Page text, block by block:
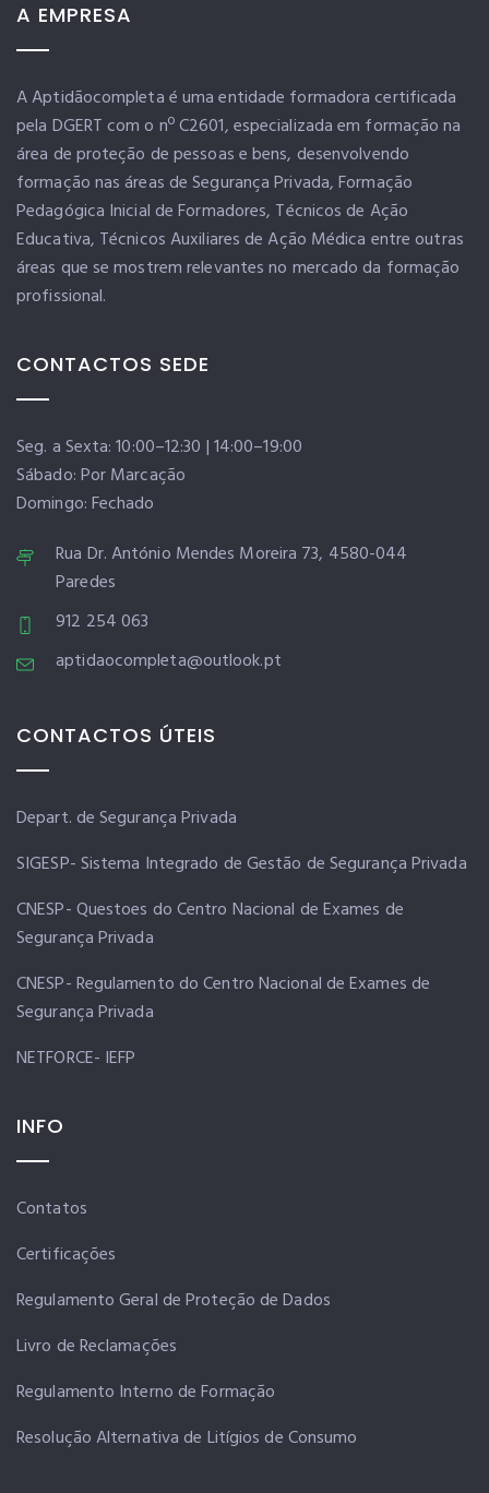
A EMPRESA
A Aptidãocompleta é uma entidade formadora certificada
pela DGERT com o nº C2601, especializada em formação na
área de proteção de pessoas e bens, desenvolvendo
formação nas áreas de Segurança Privada, Formação
Pedagógica Inicial de Formadores, Técnicos de Ação
Educativa, Técnicos Auxiliares de Ação Médica entre outras
áreas que se mostrem relevantes no mercado da formação
profissional.
CONTACTOS SEDE
Seg. a Sexta: 10:00–12:30 | 14:00–19:00
Sábado: Por Marcação
Domingo: Fechado
Rua Dr. António Mendes Moreira 73, 4580-044
Paredes
912 254 063
aptidaocompleta@outlook.pt
CONTACTOS ÚTEIS
Depart. de Segurança Privada
SIGESP- Sistema Integrado de Gestão de Segurança Privada
CNESP- Questoes do Centro Nacional de Exames de
Segurança Privada
CNESP- Regulamento do Centro Nacional de Exames de
Segurança Privada
NETFORCE- IEFP
INFO
Contatos
Certificações
Regulamento Geral de Proteção de Dados
Livro de Reclamações
Regulamento Interno de Formação
Resolução Alternativa de Litígios de Consumo